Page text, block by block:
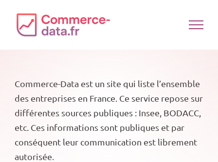
contenu
Commerce-Data est un site qui liste l’ensemble
des entreprises en France. Ce service repose sur
différentes sources publiques : Insee, BODACC,
etc. Ces informations sont publiques et par
conséquent leur communication est librement
autorisée.